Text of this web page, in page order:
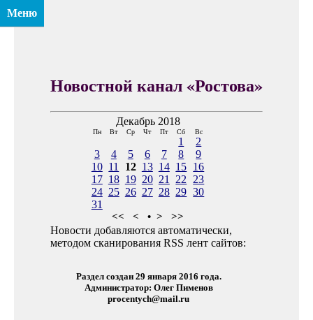
Меню
Новостной канал «Ростова»
Декабрь 2018
Пн Вт Ср Чт Пт Сб Вс
1
2
3
4 5 6 7 8
9
10 11 12 13 14 15 16
17 18 19 20 21 22
23
24 25 26 27 28 29 30
31
<< < • > >>
Новости добавляются автоматически,
методом сканирования RSS лент сайтов:
Раздел создан 29 января 2016 года.
Администратор: Олег Пименов
procentych@mail.ru